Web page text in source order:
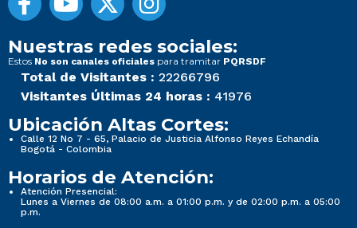
Nuestras redes sociales:
Estos No son canales oficiales para tramitar PQRSDF
Total de Visitantes : 22266796
Visitantes Últimas 24 horas : 41976
Ubicación Altas Cortes:
Calle 12 No 7 - 65, Palacio de Justicia Alfonso Reyes Echandía
Bogotá - Colombia
Horarios de Atención:
Atención Presencial:
Lunes a Viernes de 08:00 a.m. a 01:00 p.m. y de 02:00 p.m. a 05:00
p.m.